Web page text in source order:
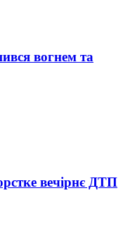
вогнем та
вечірнє ДТП